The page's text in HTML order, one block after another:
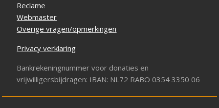
Reclame
Webmaster
Overige vragen/opmerkingen
Privacy verklaring
Bankrekeningnummer voor donaties en
vrijwilligersbijdragen: IBAN: NL72 RABO 0354 3350 06